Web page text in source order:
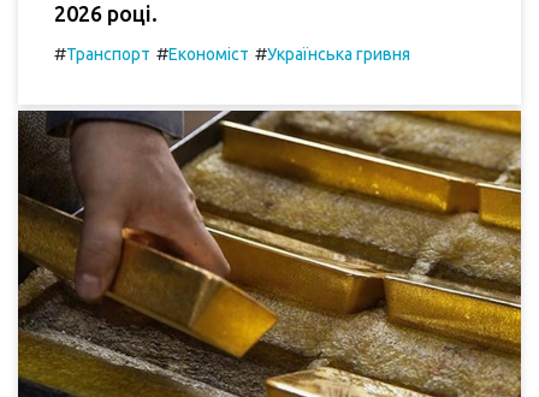
2026 році.
#Транспорт #Економіст #Українська гривня